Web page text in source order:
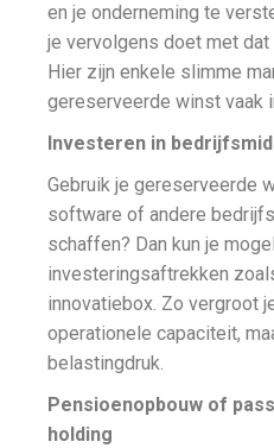
en je onderneming te
je vervolgens doet met
Hier zijn enkele slimme
gereserveerde winst vaak
Investeren in
Gebruik je gereserveerde
software of andere
schaffen? Dan kun je
investeringsaftrekken
innovatiebox. Zo vergroot
operationele capaciteit,
belastingdruk.
Pensioenopbouw of
holding